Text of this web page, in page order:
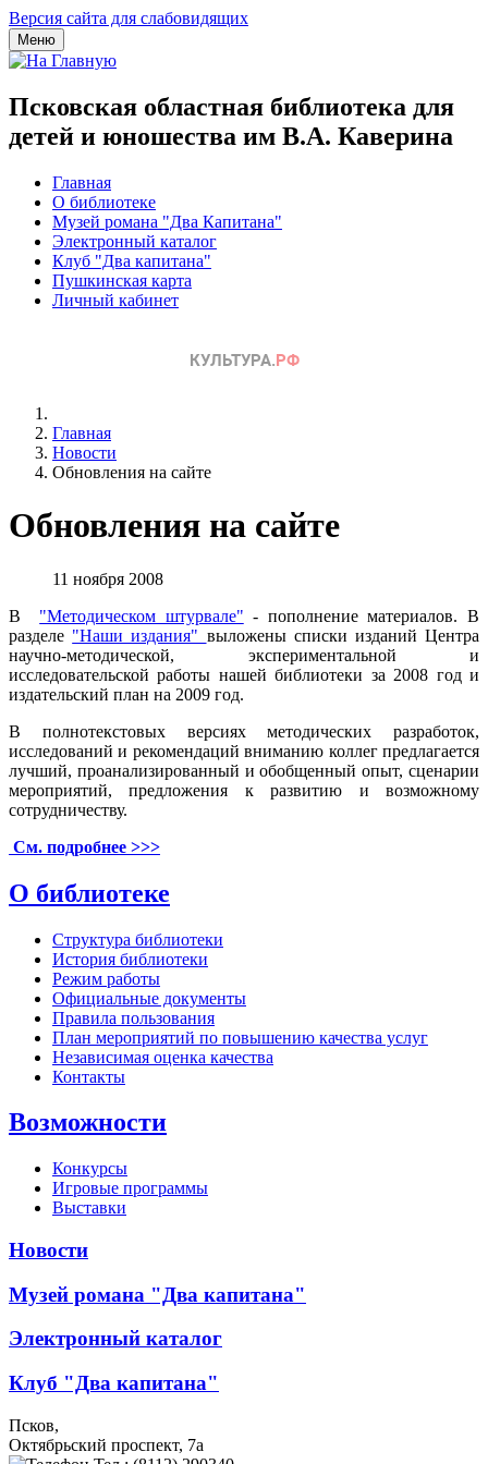
Версия сайта для слабовидящих
Меню
Псковская областная библиотека для
детей и юношества им В.А. Каверина
Главная
О библиотеке
Музей романа "Два Капитана"
Электронный каталог
Клуб "Два капитана"
Пушкинская карта
Личный кабинет
Главная
Новости
Обновления на сайте
Обновления на сайте
11 ноября 2008
В "Методическом штурвале" - пополнение материалов. В
разделе "Наши издания" выложены списки изданий Центра
научно-методической, экспериментальной и
исследовательской работы нашей библиотеки за 2008 год и
издательский план на 2009 год.
В полнотекстовых версиях методических разработок,
исследований и рекомендаций вниманию коллег предлагается
лучший, проанализированный и обобщенный опыт, сценарии
мероприятий, предложения к развитию и возможному
сотрудничеству.
См. подробнее >>>
О библиотеке
Структура библиотеки
История библиотеки
Режим работы
Официальные документы
Правила пользования
План мероприятий по повышению качества услуг
Независимая оценка качества
Контакты
Возможности
Конкурсы
Игровые программы
Выставки
Новости
Музей романа "Два капитана"
Электронный каталог
Клуб "Два капитана"
Псков,
Октябрьский проспект, 7a